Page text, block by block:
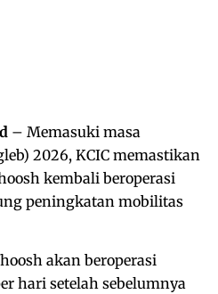
– Memasuki masa
2026, KCIC memastikan
kembali beroperasi
peningkatan mobilitas
akan beroperasi
hari setelah sebelumnya